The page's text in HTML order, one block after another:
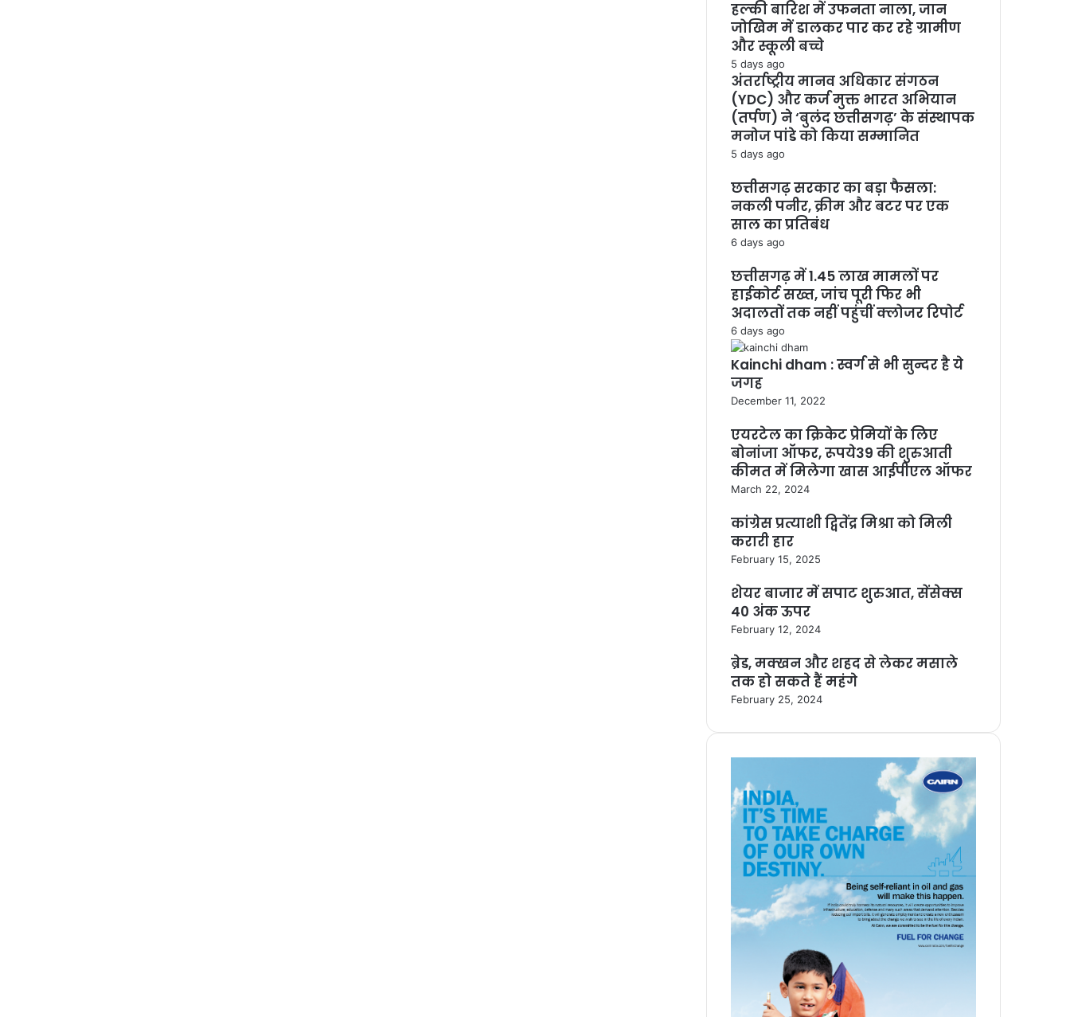
हल्की बारिश में उफनता नाला, जान
जोखिम में डालकर पार कर रहे ग्रामीण
और स्कूली बच्चे
5 days ago
अंतर्राष्ट्रीय मानव अधिकार संगठन
(YDC) और कर्ज मुक्त भारत अभियान
(तर्पण) ने ‘बुलंद छत्तीसगढ़’ के संस्थापक
मनोज पांडे को किया सम्मानित
5 days ago
छत्तीसगढ़ सरकार का बड़ा फैसला:
नकली पनीर, क्रीम और बटर पर एक
साल का प्रतिबंध
6 days ago
छत्तीसगढ़ में 1.45 लाख मामलों पर
हाईकोर्ट सख्त, जांच पूरी फिर भी
अदालतों तक नहीं पहुंचीं क्लोजर रिपोर्ट
6 days ago
Kainchi dham : स्वर्ग से भी सुन्दर है ये
जगह
December 11, 2022
एयरटेल का क्रिकेट प्रेमियों के लिए
बोनांजा ऑफर, रूपये39 की शुरुआती
कीमत में मिलेगा खास आईपीएल ऑफर
March 22, 2024
कांग्रेस प्रत्याशी द्वितेंद्र मिश्रा को मिली
करारी हार
February 15, 2025
शेयर बाजार में सपाट शुरुआत, सेंसेक्स
40 अंक ऊपर
February 12, 2024
ब्रेड, मक्खन और शहद से लेकर मसाले
तक हो सकते हैं महंगे
February 25, 2024